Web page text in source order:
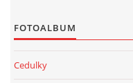
FOTOALBUM
Cedulky